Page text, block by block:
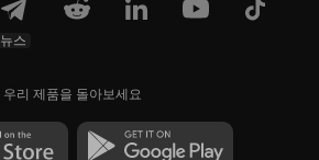
뉴스
우리 제품을 돌아보세요